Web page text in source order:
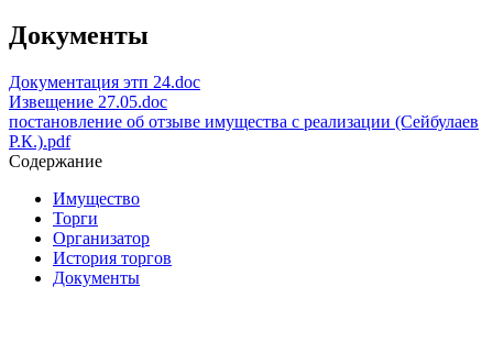
Документы
Документация этп 24.doc
Извещение 27.05.doc
постановление об отзыве имущества с реализации (Сейбулаев
Р.К.).pdf
Содержание
Имущество
Торги
Организатор
История торгов
Документы